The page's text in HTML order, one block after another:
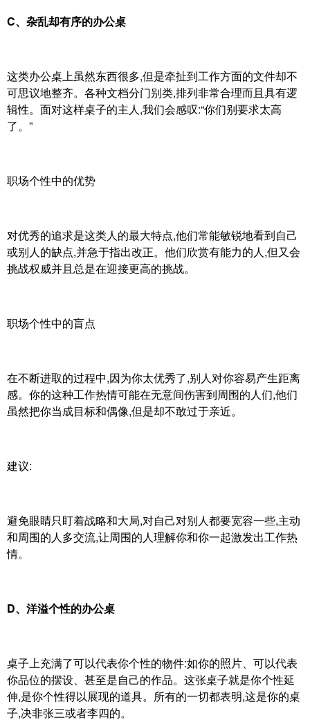
C、杂乱却有序的办公桌
这类办公桌上虽然东西很多,但是牵扯到工作方面的文件却不
可思议地整齐。各种文档分门别类,排列非常合理而且具有逻
辑性。面对这样桌子的主人,我们会感叹:“你们别要求太高
了。”
职场个性中的优势
对优秀的追求是这类人的最大特点,他们常能敏锐地看到自己
或别人的缺点,并急于指出改正。他们欣赏有能力的人,但又会
挑战权威并且总是在迎接更高的挑战。
职场个性中的盲点
在不断进取的过程中,因为你太优秀了,别人对你容易产生距离
感。你的这种工作热情可能在无意间伤害到周围的人们,他们
虽然把你当成目标和偶像,但是却不敢过于亲近。
建议:
避免眼睛只盯着战略和大局,对自己对别人都要宽容一些,主动
和周围的人多交流,让周围的人理解你和你一起激发出工作热
情。
D、洋溢个性的办公桌
桌子上充满了可以代表你个性的物件:如你的照片、可以代表
你品位的摆设、甚至是自己的作品。这张桌子就是你个性延
伸,是你个性得以展现的道具。所有的一切都表明,这是你的桌
子,决非张三或者李四的。